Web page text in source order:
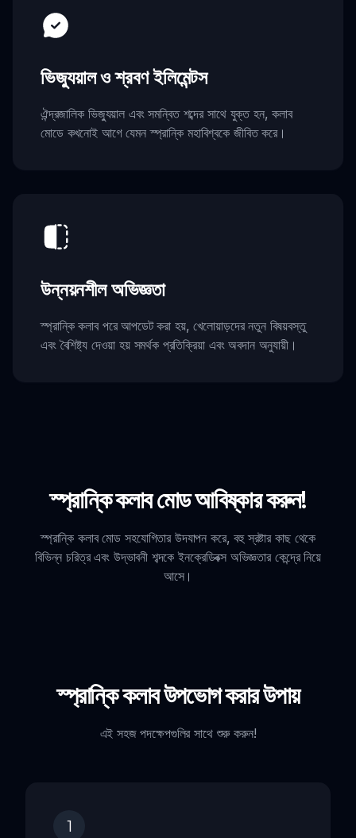
ভিজ্যুয়াল ও শ্রবণ ইলিমেন্টস
ঐন্দ্রজালিক ভিজ্যুয়াল এবং সমন্বিত শব্দের সাথে যুক্ত হন, কলাব
মোডে কখনোই আগে যেমন স্প্রান্কি মহাবিশ্বকে জীবিত করে।
উন্নয়নশীল অভিজ্ঞতা
স্প্রান্কি কলাব পরে আপডেট করা হয়, খেলোয়াড়দের নতুন বিষয়বস্তু
এবং বৈশিষ্ট্য দেওয়া হয় সমর্থক প্রতিক্রিয়া এবং অবদান অনুযায়ী।
স্প্রান্কি কলাব মোড আবিষ্কার করুন!
স্প্রান্কি কলাব মোড সহযোগিতার উদযাপন করে, বহু স্রষ্টার কাছ থেকে
বিভিন্ন চরিত্র এবং উদ্ভাবনী শব্দকে ইনক্রেডিবক্স অভিজ্ঞতার কেন্দ্রে নিয়ে
আসে।
স্প্রান্কি কলাব উপভোগ করার উপায়
এই সহজ পদক্ষেপগুলির সাথে শুরু করুন!
1